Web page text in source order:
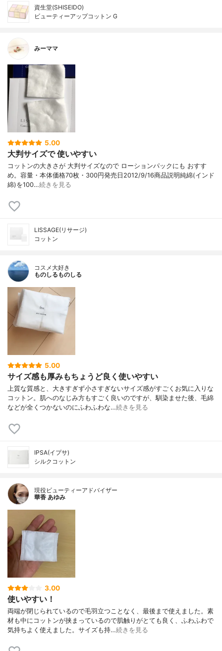
資生堂(SHISEIDO)
ビューティーアップコットン G
みーママ
5.00
大判サイズで 使いやすい
コットンの大きさが 大判サイズなので ローションパックにも おすす
め。容量・本体価格70枚・300円発売日2012/9/16商品説明純綿(インド
綿)を100…続きを見る
LISSAGE(リサージ)
コットン
コスメ大好き
ものしるものしる
5.00
サイズ感も厚みもちょうど良く使いやすい
上質な質感と、大きすぎず小さすぎないサイズ感がすごくお気に入りな
コットン。肌へのなじみ方もすごく良いのですが、馴染ませた後、毛綿
などが全くつかないのにふわふわな…続きを見る
IPSA(イプサ)
シルクコットン
現役ビューティーアドバイザー
華香 あゆみ
3.00
使いやすい！
両端が閉じられているので毛羽立つことなく、最後まで使えました。素
材も中にコットンが挟まっているので肌触りがとても良く、ふわふわで
気持ちよく使えました。サイズも持…続きを見る